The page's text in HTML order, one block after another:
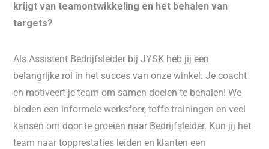
krijgt van teamontwikkeling en het behalen van
targets?
Als Assistent Bedrijfsleider bij JYSK heb jij een
belangrijke rol in het succes van onze winkel. Je coacht
en motiveert je team om samen doelen te behalen! We
bieden een informele werksfeer, toffe trainingen en veel
kansen om door te groeien naar Bedrijfsleider. Kun jij het
team naar topprestaties leiden en klanten een